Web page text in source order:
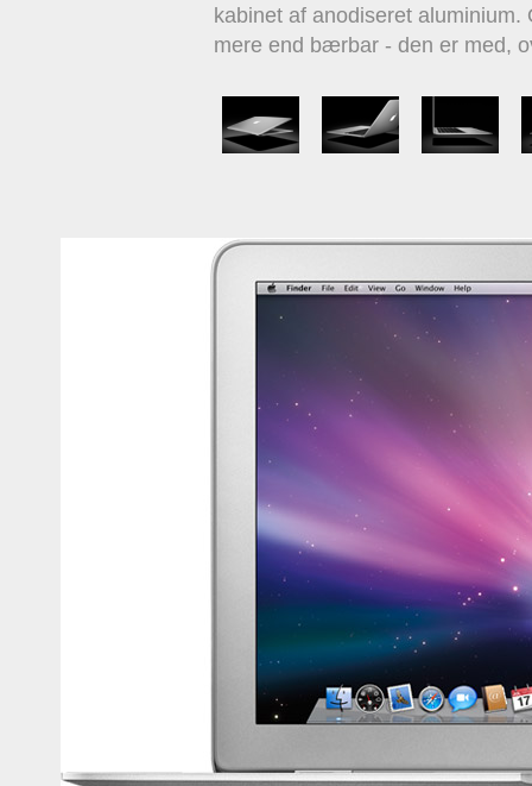
kabinet af anodiseret
mere end bærbar - den er med,